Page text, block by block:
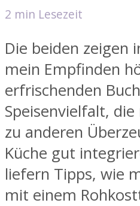
2 min Lesezeit
Die beiden zeigen
mein Empfinden
erfrischenden
Speisenvielfalt,
zu anderen
Küche gut
liefern Tipps, wie
mit einem